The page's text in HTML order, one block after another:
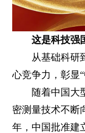
这是科技强
从基础科研
心竞争力，彰显
随着中国大
密测量技术不断
年，中国批准建